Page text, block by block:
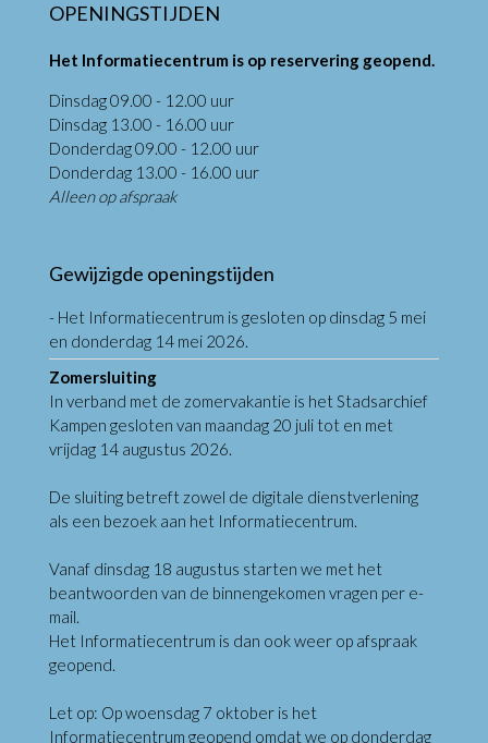
OPENINGSTIJDEN
Het Informatiecentrum is op reservering geopend.
Dinsdag 09.00 - 12.00 uur
Dinsdag 13.00 - 16.00 uur
Donderdag 09.00 - 12.00 uur
Donderdag 13.00 - 16.00 uur
Alleen op afspraak
Gewijzigde openingstijden
- Het Informatiecentrum is gesloten op dinsdag 5 mei
en donderdag 14 mei 2026.
Zomersluiting
In verband met de zomervakantie is het Stadsarchief
Kampen gesloten van maandag 20 juli tot en met
vrijdag 14 augustus 2026.
De sluiting betreft zowel de digitale dienstverlening
als een bezoek aan het Informatiecentrum.
Vanaf dinsdag 18 augustus starten we met het
beantwoorden van de binnengekomen vragen per e-
mail.
Het Informatiecentrum is dan ook weer op afspraak
geopend.
Let op: Op woensdag 7 oktober is het
Informatiecentrum geopend omdat we op donderdag